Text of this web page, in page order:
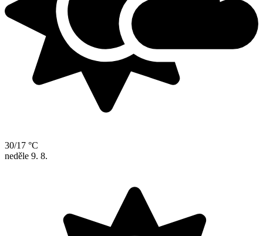
30/17 °C
neděle 9. 8.